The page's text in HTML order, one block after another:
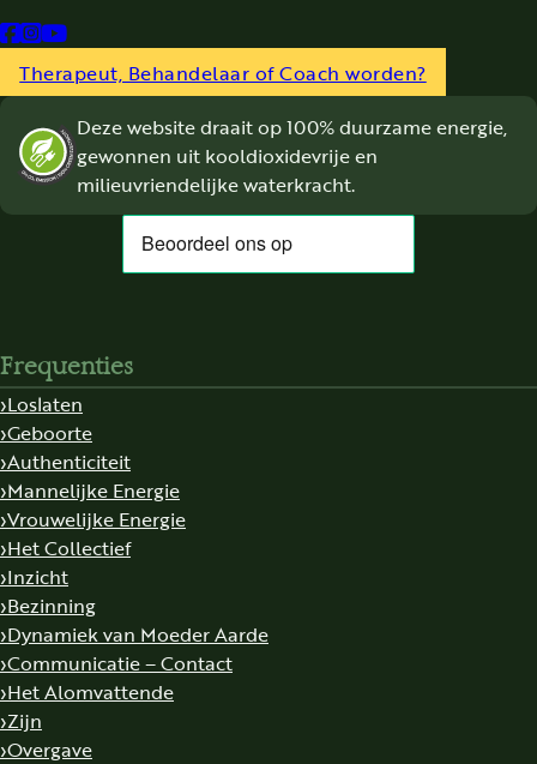
Follow us on Facebook
Follow us on Instagram
Follow us on YouTube
Therapeut, Behandelaar of Coach worden?
Deze website draait op 100% duurzame energie,
gewonnen uit kooldioxidevrije en
milieuvriendelijke waterkracht.
Frequenties
Loslaten
Geboorte
Authenticiteit
Mannelijke Energie
Vrouwelijke Energie
Het Collectief
Inzicht
Bezinning
Dynamiek van Moeder Aarde
Communicatie – Contact
Het Alomvattende
Zijn
Overgave